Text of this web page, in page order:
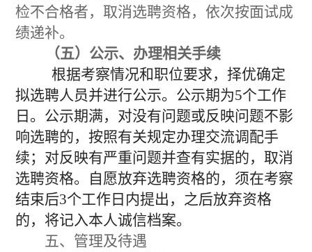
检不合格者，取消选聘资格，依次按面试成
绩递补。
（五）公示、办理相关手续
根据考察情况和职位要求，择优确定
拟选聘人员并进行公示。公示期为5个工作
日。 公示期满，对没有问题或反映问题不影
响选聘的，按照有关规定办理交流调配手
续；对反映有严重问题并查有实据的，取消
选聘资格。自愿放弃选聘资格的，须在考察
结束后3个工作日内提出，之后放弃资格
的，将记入本人诚信档案。
五、管理及待遇